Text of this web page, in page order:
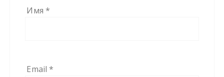
Имя*
Email*